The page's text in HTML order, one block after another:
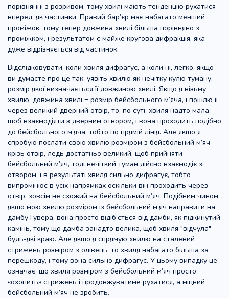
порівнянні з розривом, тому хвилі мають тенденцію рухатися
вперед, як частинки. Правий бар’єр має набагато менший
проміжок, тому тепер довжина хвилі більша порівняно з
проміжком, і результатом є майже кругова дифракція, яка
дуже відрізняється від частинок.
Відслідковувати, коли хвиля дифрагує, а коли ні, легко, якщо
ви думаєте про це так: уявіть хвилю як нечітку кулю туману,
розмір якої визначається її довжиною хвилі. Якщо я візьму
хвилю, довжина хвилі = розмір бейсбольного м’яча, і пошлю її
через великий дверний отвір, то, по суті, хвиля надто мала,
щоб взаємодіяти з дверним отвором, і вона проходить подібно
до бейсбольного м’яча, тобто по прямій лінія. Але якщо я
спробую послати свою хвилю розміром з бейсбольний м’яч
крізь отвір, ледь достатньо великий, щоб прийняти
бейсбольний м’яч, тоді нечіткий туман дійсно взаємодіє з
отвором, і в результаті хвиля сильно дифрагує, тобто
випромінює в усіх напрямках оскільки він проходить через
отвір, зовсім не схожий на бейсбольний м’яч. Подібним чином,
якщо мою хвилю розміром із бейсбольний м’яч направити на
дамбу Гувера, вона просто відіб’ється від дамби, як підкинутий
камінь, тому що дамба занадто велика, щоб хвиля "відчула"
будь-які краю. Але якщо я спрямую хвилю на сталевий
стрижень розміром з олівець, то хвиля набагато більша за
перешкоду, і тому вона сильно дифрагує. У цьому випадку це
означає, що хвиля розміром з бейсбольний м’яч просто
«охопить» стрижень і продовжуватиме рухатися, а міцний
бейсбольний м’яч не зробить.